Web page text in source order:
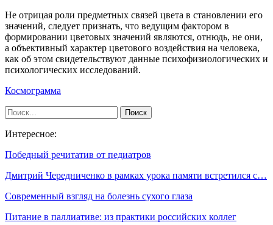
Не отрицая роли предметных связей цвета в становлении его
значений, следует признать, что ведущим фактором в
формировании цветовых значений являются, отнюдь, не они,
а объективный характер цветового воздействия на человека,
как об этом свидетельствуют данные психофизиологических и
психологических исследований.
Космограмма
Интересное:
Победный речитатив от педиатров
Дмитрий Чередниченко в рамках урока памяти встретился с…
Современный взгляд на болезнь сухого глаза
Питание в паллиативе: из практики российских коллег